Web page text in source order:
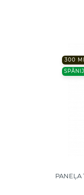
300
PANEĻA